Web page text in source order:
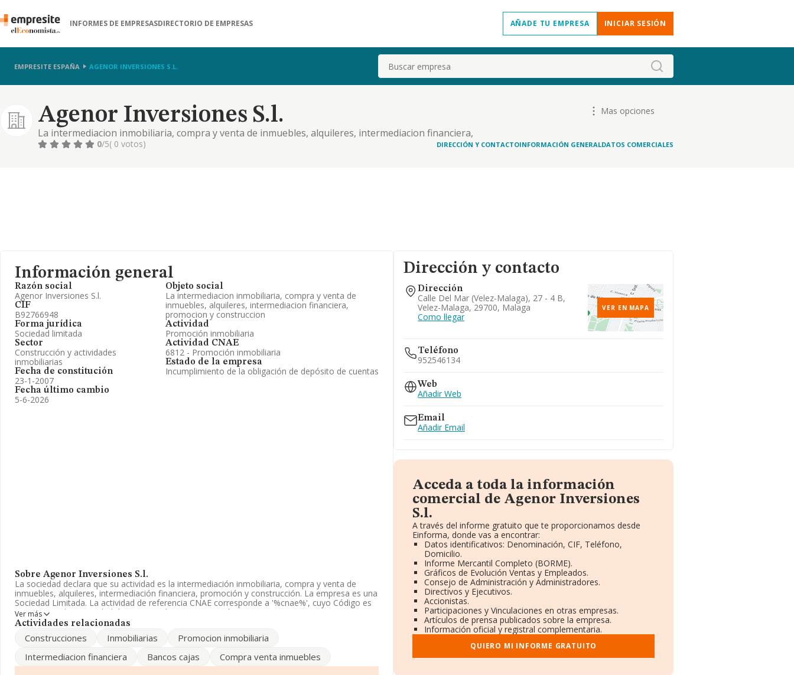
INFORMES DE EMPRESASDIRECTORIO DE EMPRESAS AÑADE TU EMPRESA INICIAR SESIÓN
EMPRESITE ESPAÑA AGENOR INVERSIONES S.L. Buscar
Agenor Inversiones S.l.
La intermediacion inmobiliaria, compra y venta de inmuebles, alquileres, intermediacion financiera,
promocion y construccion
Mas opciones
0/5( 0 votos) DIRECCIÓN Y CONTACTOINFORMACIÓN GENERALDATOS COMERCIALES
Información general
Razón social
Agenor Inversiones S.l.
CIF
B92766948
Forma jurídica
Sociedad limitada
Sector
Construcción y actividades
inmobiliarias
Fecha de constitución
23-1-2007
Fecha último cambio
5-6-2026
Objeto social
La intermediacion inmobiliaria, compra y venta de
inmuebles, alquileres, intermediacion financiera,
promocion y construccion
Actividad
Promoción inmobiliaria
Actividad CNAE
6812 - Promoción inmobiliaria
Estado de la empresa
Incumplimiento de la obligación de depósito de cuentas
Sobre Agenor Inversiones S.l.
La sociedad declara que su actividad es la intermediación inmobiliaria, compra y venta de
inmuebles, alquileres, intermediación financiera, promoción y construcción. La empresa es una
Sociedad Limitada. La actividad de referencia CNAE corresponde a '%cnae%', cuyo Código es
6812. No realiza actividad de importación y/o exportación.
malaga) núm. 27 4 B, (29700), en el municipio de Velez-malaga, provincia de Málaga,
Andalucía.
Ver más
Actividades relacionadas
Construcciones Inmobiliarias
Promocion inmobiliaria
Intermediacion financiera
Bancos cajas Compra venta inmuebles
Dirección y contacto
Dirección
Calle Del Mar (velez-Malaga), 27 - 4 B,
Velez-Malaga, 29700, Malaga
Como llegar
VER EN MAPA
Teléfono
952546134
Web
Añadir Web
Email
Añadir Email
Acceda a toda la información
comercial de Agenor Inversiones
S.l.
A través del informe gratuito que te proporcionamos desde
Einforma, donde vas a encontrar:
Datos identificativos: Denominación, CIF, Teléfono,
Domicilio.
Informe Mercantil Completo (BORME).
Gráficos de Evolución Ventas y Empleados.
Consejo de Administración y Administradores.
Directivos y Ejecutivos.
Accionistas.
Participaciones y Vinculaciones en otras empresas.
Artículos de prensa publicados sobre la empresa.
Información oficial y registral complementaria.
QUIERO MI INFORME GRATUITO